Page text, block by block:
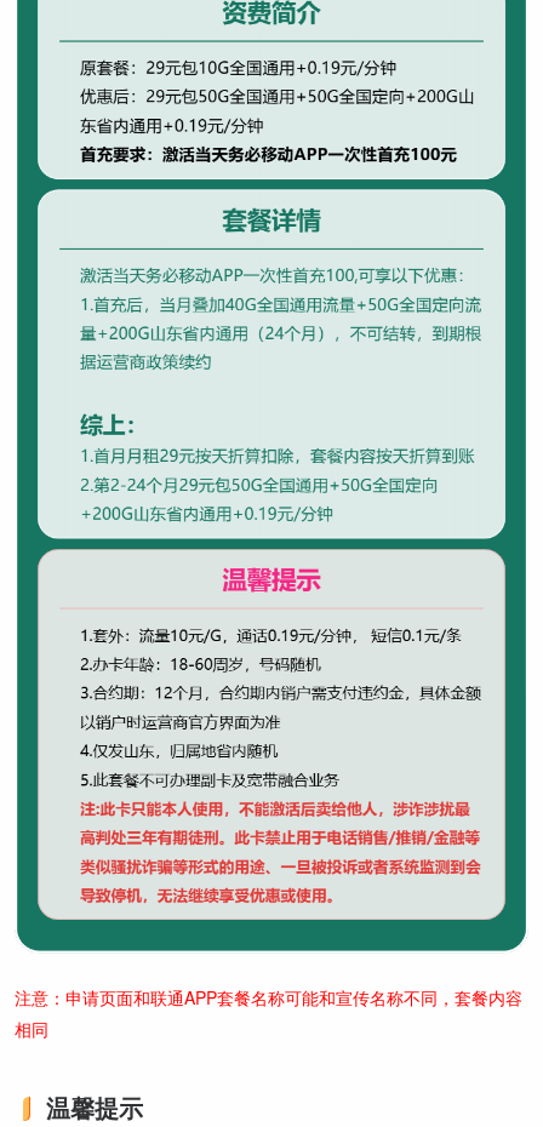
注意：申请页面和联通APP套餐名称可能和宣传名称不同，套餐内容
相同
温馨提示